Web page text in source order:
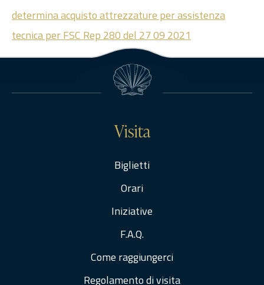
determina acquisto attrezzature per assistenza
tecnica per FSC Rep 280 del 27 09 2021
Visita
Biglietti
Orari
Iniziative
F.A.Q.
Come raggiungerci
Regolamento di visita